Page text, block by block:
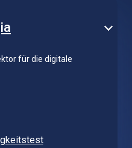
für die digitale